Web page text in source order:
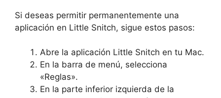
Si deseas permitir permanentemente una
aplicación en Little Snitch, sigue estos pasos:
Abre la aplicación Little Snitch en tu Mac.
En la barra de menú, selecciona
«Reglas».
En la parte inferior izquierda de la